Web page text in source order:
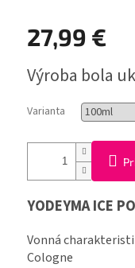
27,99 €
cena:
Výroba bola
Varianta
YODEYMA ICE
Vonná
Cologne